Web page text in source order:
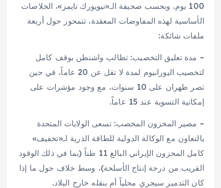
100 يوم. وبحسب صحيفة الـ«نيويورك تايمز»، الخلاصات
الأساسية لهذه المفاوضات المعقدة، تتمحور حول أربعة
ملفات شائكة:
– مدة تعليق التخصيب: تطالب واشنطن بوقف كامل
لتخصيب اليورانيوم لمدة لا تقل عن 20 عاماً، في حين
تصر طهران على 10 سنوات، مع وجود مؤشرات على
إمكانية التسوية عند 15 عاماً.
– مصير المخزون المخصب: تسعى الولايات المتحدة
بالتعاون مع الوكالة الدولية للطاقة الذرية لـ«تخفيف»
كامل المخزون الإيراني البالغ 11 طناً (بما في ذلك الوقود
القريب من درجة إنتاج الأسلحة)، وسط خلاف حول ما إذا
كان التدمير سيجري محلياً أم بنقله خارج البلاد.